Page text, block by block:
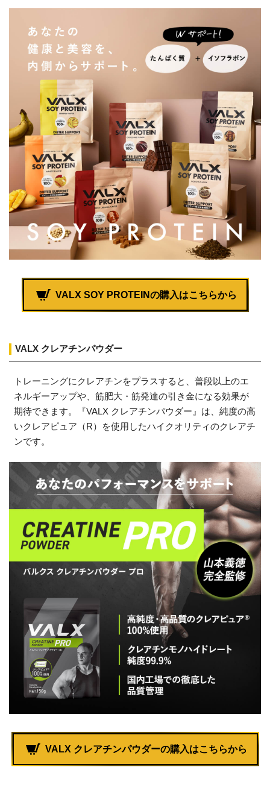
VALX SOY PROTEINの購入はこちらから
VALX クレアチンパウダー
トレーニングにクレアチンをプラスすると、普段以上のエ
ネルギーアップや、筋肥大・筋発達の引き金になる効果が
期待できます。『VALX クレアチンパウダー』は、純度の高
いクレアピュア（R）を使用したハイクオリティのクレアチ
ンです。
VALX クレアチンパウダーの購入はこちらから